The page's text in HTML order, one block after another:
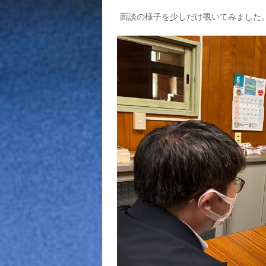
面談の様子を少しだけ覗いてみました